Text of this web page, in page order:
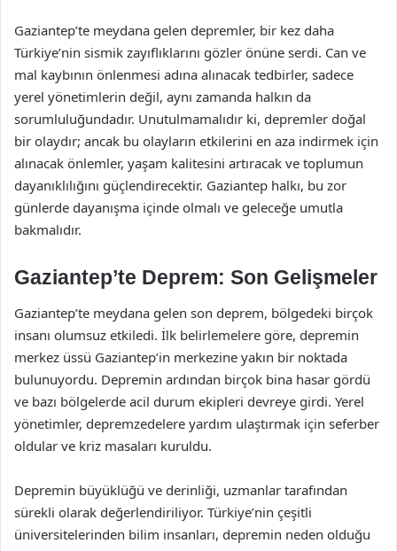
Gaziantep’te meydana gelen depremler, bir kez daha
Türkiye’nin sismik zayıflıklarını gözler önüne serdi. Can ve
mal kaybının önlenmesi adına alınacak tedbirler, sadece
yerel yönetimlerin değil, aynı zamanda halkın da
sorumluluğundadır. Unutulmamalıdır ki, depremler doğal
bir olaydır; ancak bu olayların etkilerini en aza indirmek için
alınacak önlemler, yaşam kalitesini artıracak ve toplumun
dayanıklılığını güçlendirecektir. Gaziantep halkı, bu zor
günlerde dayanışma içinde olmalı ve geleceğe umutla
bakmalıdır.
Gaziantep’te Deprem: Son Gelişmeler
Gaziantep’te meydana gelen son deprem, bölgedeki birçok
insanı olumsuz etkiledi. İlk belirlemelere göre, depremin
merkez üssü Gaziantep’in merkezine yakın bir noktada
bulunuyordu. Depremin ardından birçok bina hasar gördü
ve bazı bölgelerde acil durum ekipleri devreye girdi. Yerel
yönetimler, depremzedelere yardım ulaştırmak için seferber
oldular ve kriz masaları kuruldu.
Depremin büyüklüğü ve derinliği, uzmanlar tarafından
sürekli olarak değerlendiriliyor. Türkiye’nin çeşitli
üniversitelerinden bilim insanları, depremin neden olduğu